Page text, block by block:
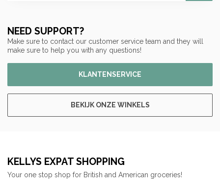
NEED SUPPORT?
Make sure to contact our customer service team and they will
make sure to help you with any questions!
KLANTENSERVICE
BEKIJK ONZE WINKELS
KELLYS EXPAT SHOPPING
Your one stop shop for British and American groceries!